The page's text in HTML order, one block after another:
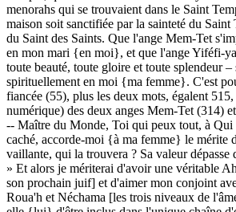
menorahs qui se trouvaient dans le Saint
maison soit sanctifiée par la sainteté du Saint
du Saint des Saints. Que l'ange Mem-Tet
en mon mari {en moi}, et que l'ange Yiféfi-
toute beauté, toute gloire et toute splendeur –
spirituellement en moi {ma femme}. C'est
fiancée (55), plus les deux mots, égalent
numérique) des deux anges Mem-Tet (314)
-- Maître du Monde, Toi qui peux tout, à Qui
caché, accorde-moi {à ma femme} le mérite
vaillante, qui la trouvera ? Sa valeur dépasse
» Et alors je mériterai d'avoir une véritable
son prochain juif] et d'aimer mon conjoint
Roua'h et Néchama [les trois niveaux de